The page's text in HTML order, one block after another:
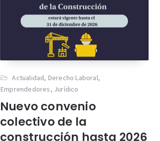
Actualidad, Derecho Laboral,
Emprendedores, Jurídico
Nuevo convenio
colectivo de la
construcción hasta 2026